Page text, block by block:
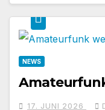
NEWS
17. JUNI 2026